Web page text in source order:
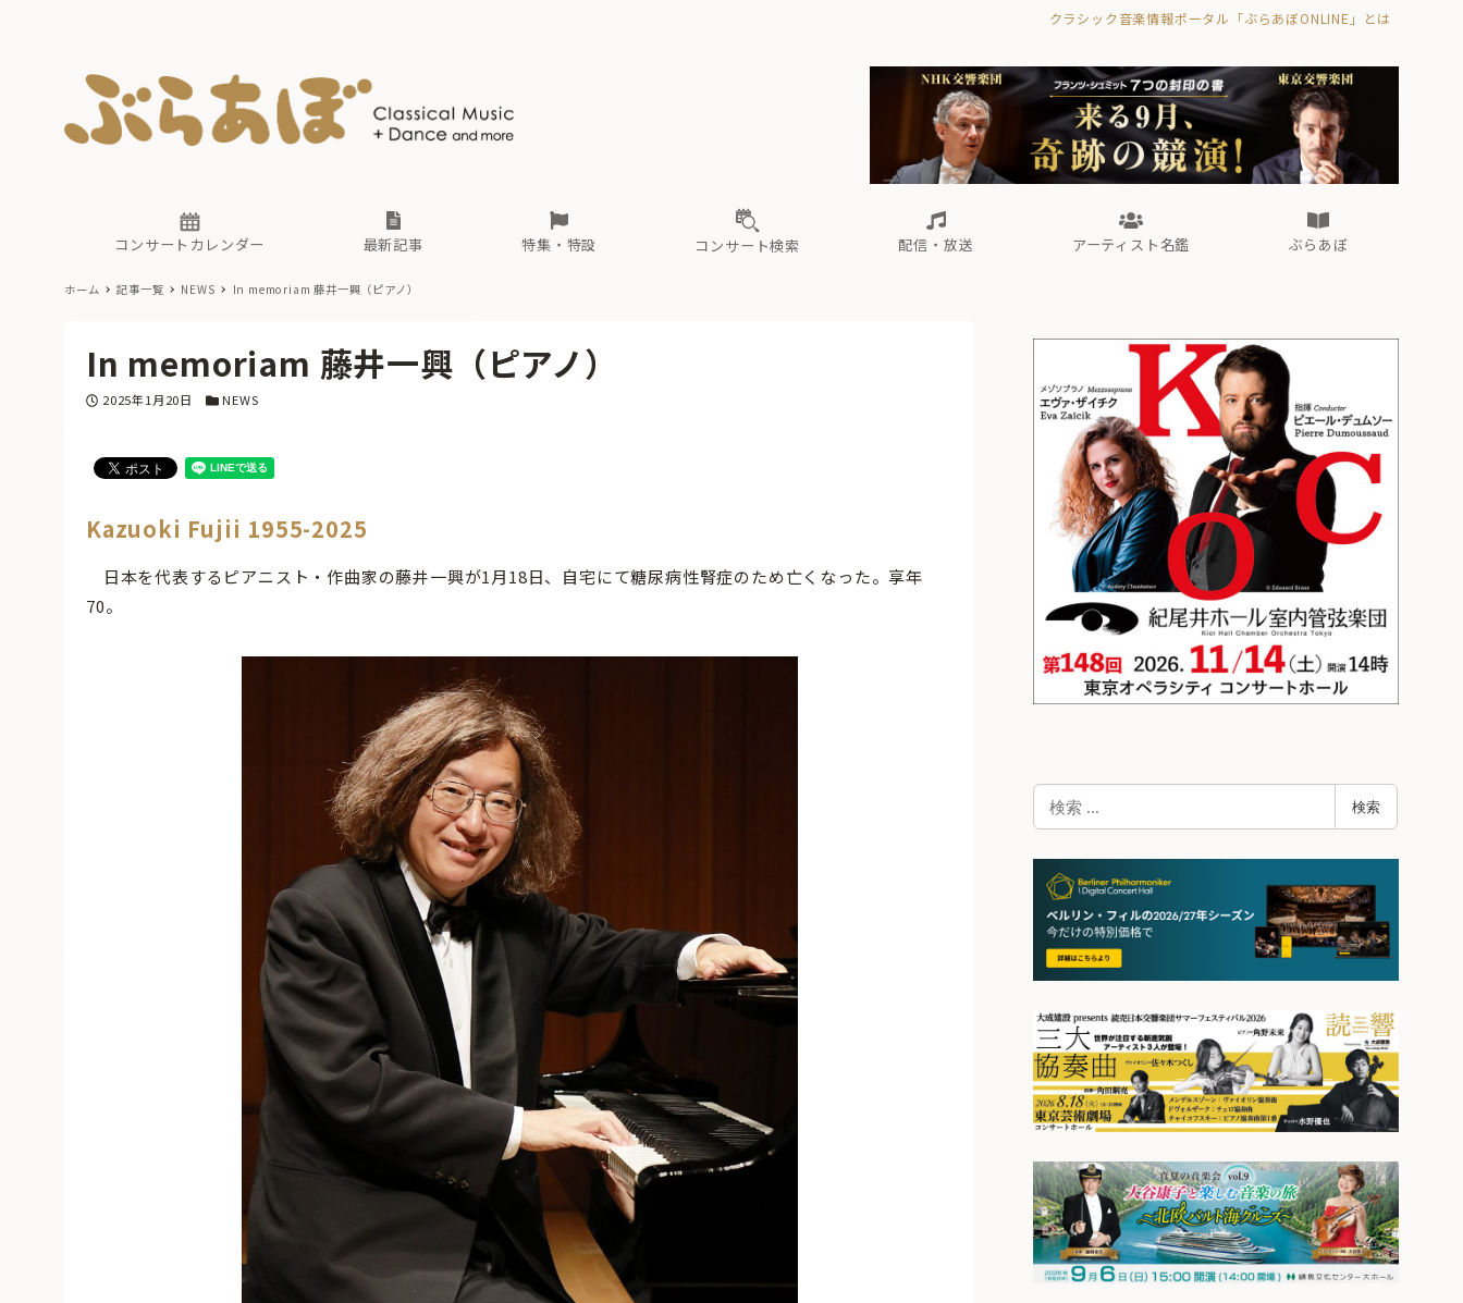
クラシック音楽情報ポータル「ぶらあぼONLINE」とは
コンサートカレンダー 最新記事
古楽とその先と オーケストラの楽屋から ぶらあぼブラス！
フォルテピアノ・オデッセイ
特集・特設
現場のプロが推す！間違いないオーケストラコンサート
コンサート検索 配信・放送
無料ライブ配信スケジュール
アーティスト名鑑
あ さ た
ぶらあぼ
古楽とその先と Aからの眺望 ぶらあぼブラス！
フォルテピアノ・オデッセイ
無料ライブ配信スケジュール
あ か さ
ホーム 記事一覧 NEWS In memoriam 藤井一興（ピアノ）
In memoriam 藤井一興（ピアノ）
投稿日
2025年1月20日 カテゴリー
NEWS
Kazuoki Fujii 1955-2025
日本を代表するピアニスト・作曲家の藤井一興が1月18日、自宅にて糖尿病性腎症のため亡くなった。享年
70。
検
索
検索